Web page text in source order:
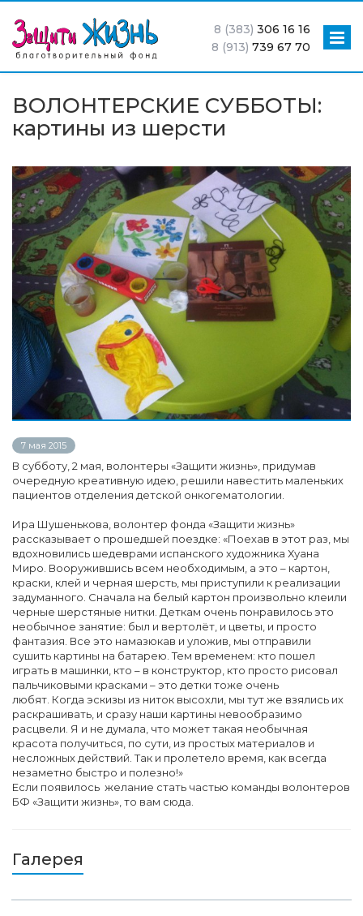
8 (383) 306 16 16
8 (913) 739 67 70
ВОЛОНТЕРСКИЕ СУББОТЫ:
картины из шерсти
7 мая 2015
В субботу, 2 мая, волонтеры «Защити жизнь», придумав
очередную креативную идею, решили навестить маленьких
пациентов отделения детской онкогематологии.
Ира Шушенькова, волонтер фонда «Защити жизнь»
рассказывает о прошедшей поездке: «Поехав в этот раз, мы
вдохновились шедеврами испанского художника Хуана
Миро. Вооружившись всем необходимым, а это – картон,
краски, клей и черная шерсть, мы приступили к реализации
задуманного. Сначала на белый картон произвольно клеили
черные шерстяные нитки. Деткам очень понравилось это
необычное занятие: был и вертолёт, и цветы, и просто
фантазия. Все это намазюкав и уложив, мы отправили
сушить картины на батарею. Тем временем: кто пошел
играть в машинки, кто – в конструктор, кто просто рисовал
пальчиковыми красками – это детки тоже очень
любят. Когда эскизы из ниток высохли, мы тут же взялись их
раскрашивать, и сразу наши картины невообразимо
расцвели. Я и не думала, что может такая необычная
красота получиться, по сути, из простых материалов и
несложных действий. Так и пролетело время, как всегда
незаметно быстро и полезно!»
Если появилось желание стать частью команды волонтеров
БФ «Защити жизнь», то вам сюда.
Галерея